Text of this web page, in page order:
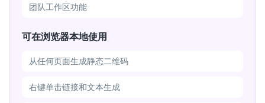
团队工作区功能
可在浏览器本地使用
从任何页面生成静态二维码
右键单击链接和文本生成